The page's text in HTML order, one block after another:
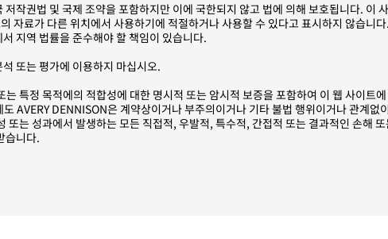
저작권법 및 국제 조약을 포함하지만 이에 국한되지 않고 법에 의해 보호됩니다.
자료가 다른 위치에서 사용하기에 적절하거나 사용할 수 있다고 표시하지 않습니
지역 법률을 준수해야 할 책임이 있습니다.
또는 평가에 이용하지 마십시오.
는 특정 목적에의 적합성에 대한 명시적 또는 암시적 보증을 포함하여 이 웹 사이
AVERY DENNISON은 계약상이거나 부주의이거나 기타 불법 행위이거나 관계
또는 성과에서 발생하는 모든 직접적, 우발적, 특수적, 간접적 또는 결과적인 손해
습니다.